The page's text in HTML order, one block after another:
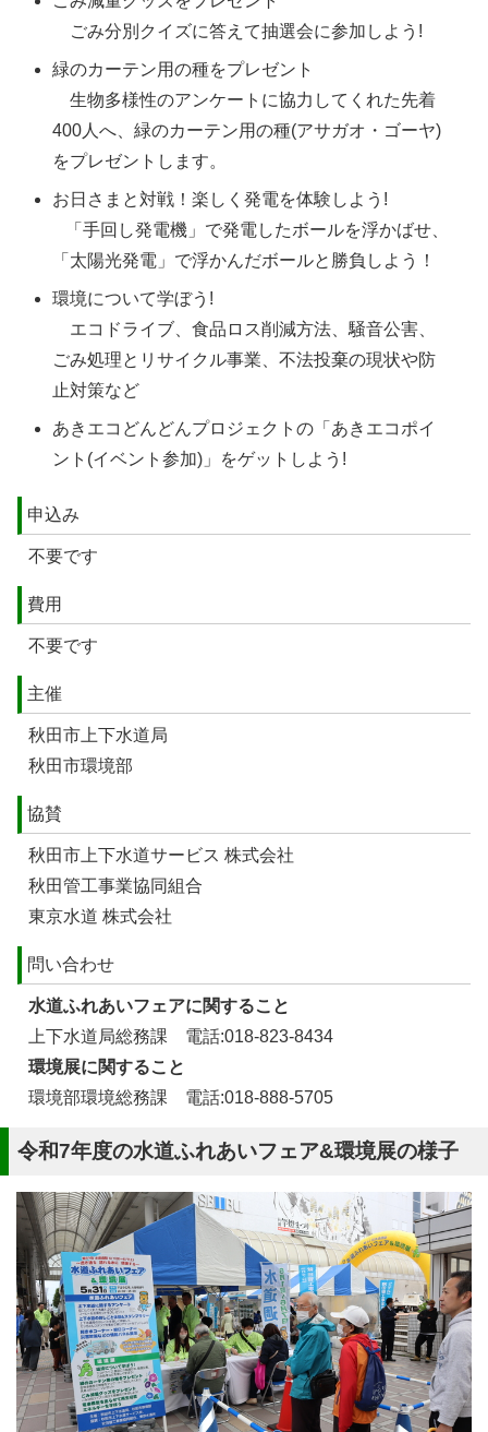
ごみ分別クイズに答えて抽選会に参加しよう!
緑のカーテン用の種をプレゼント
生物多様性のアンケートに協力してくれた先着
400人へ、緑のカーテン用の種(アサガオ・ゴーヤ)
をプレゼントします。
お日さまと対戦！楽しく発電を体験しよう!
「手回し発電機」で発電したボールを浮かばせ、
「太陽光発電」で浮かんだボールと勝負しよう！
環境について学ぼう!
エコドライブ、食品ロス削減方法、騒音公害、
ごみ処理とリサイクル事業、不法投棄の現状や防
止対策など
あきエコどんどんプロジェクトの「あきエコポイ
ント(イベント参加)」をゲットしよう!
申込み
不要です
費用
不要です
主催
秋田市上下水道局
秋田市環境部
協賛
秋田市上下水道サービス 株式会社
秋田管工事業協同組合
東京水道 株式会社
問い合わせ
水道ふれあいフェアに関すること
上下水道局総務課 電話:018-823-8434
環境展に関すること
環境部環境総務課 電話:018-888-5705
令和7年度の水道ふれあいフェア&環境展の様子